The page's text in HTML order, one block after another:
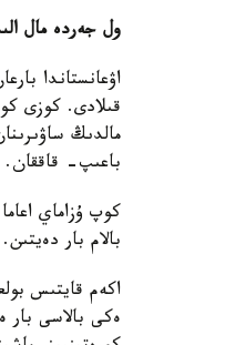
ول جەردە مال
اۋعانستاندا
مالدىڭ
باعىپ- قاققان.
بالام بار
اكەم قايتىس
ەكى بالاسى